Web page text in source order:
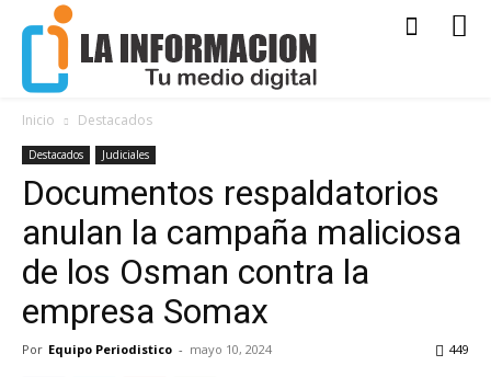
Inicio Destacados
Destacados Judiciales
Documentos respaldatorios
anulan la campaña maliciosa
de los Osman contra la
empresa Somax
Por Equipo Periodistico - mayo 10, 2024 449